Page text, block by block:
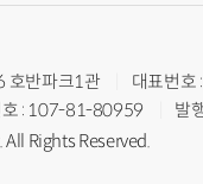
호반파크1관
대표번
호 : 107-81-80959
발
Rights Reserved.